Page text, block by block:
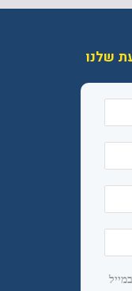
שלנו